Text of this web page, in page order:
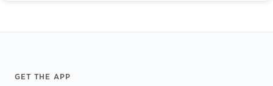
Footer
GET THE APP